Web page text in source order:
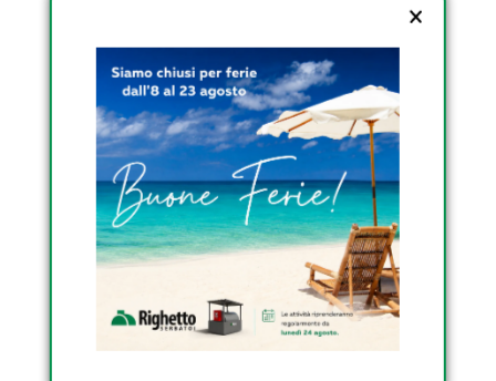
sull’uso del suolo. Inoltre, l’uso del carbonio
degli effluenti industriali per svilupparlo
(CCUS) nel cherosene potrebbe portare
adaumentare ulteriormente i tassi di
carbonio presente nell’atmosfera, e quindi
riscaldare la Terra.
Quindi, prodotto da biomassa gassificata
per sottoporlo a un processo Fischer-
Tropsch, ma anche da oli vegetali o
zuccheri e residui, il cherosene sintetico